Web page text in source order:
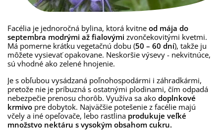
Facélia je jednoročná bylina, ktorá kvitne od mája do
septembra modrými až fialovými zvončekovitými kvetmi.
Má pomerne krátku vegetačnú dobu (50 – 60 dní), takže ju
môžete vysievať opakovane. Neskoršie výsevy - nekvitnúce,
sú vhodné ako zelené hnojenie.
Je s obľubou vysádzaná poľnohospodármi i záhradkármi,
pretože nie je príbuzná s ostatnými plodinami, čím odpadá
nebezpečie prenosu chorôb. Využíva sa ako doplnkové
krmivo pre dobytok. Najväčšie potešenie z facélie majú
včely a iné opeľovače, lebo rastlina produkuje veľké
množstvo nektáru s vysokým obsahom cukru.